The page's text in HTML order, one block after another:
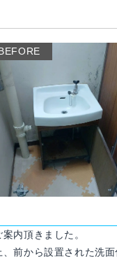
内頂きました。
前から設置された洗